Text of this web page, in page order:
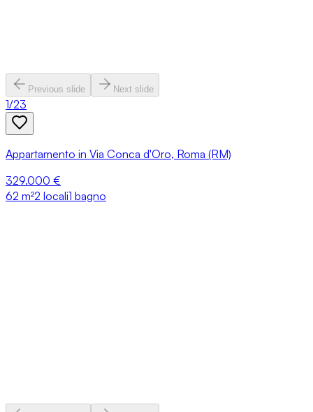
Previous slide Next slide
1/23
Appartamento in Via Conca d'Oro, Roma (RM)
329.000 €
62 m²2 locali1 bagno